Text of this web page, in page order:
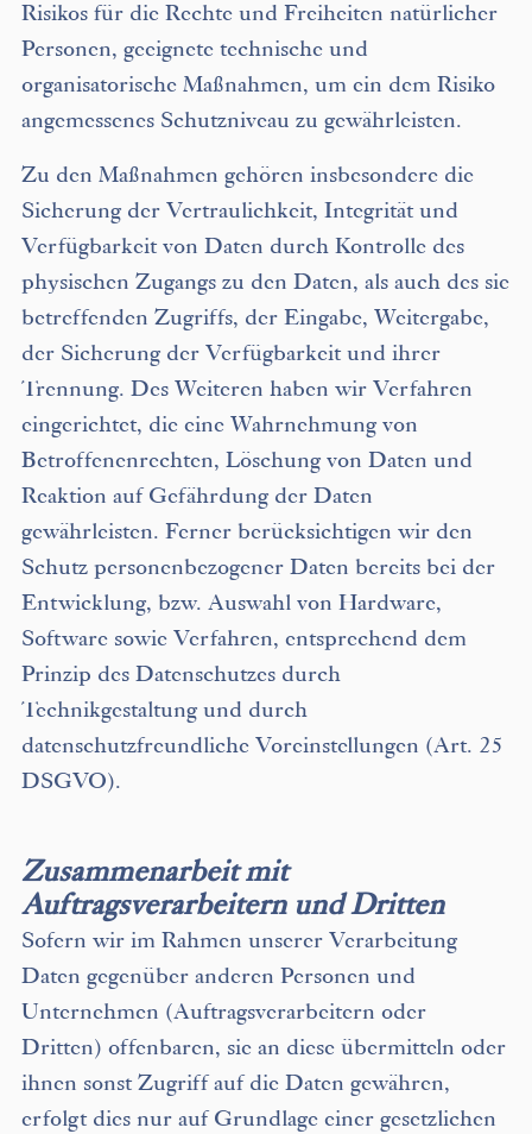
Risikos für die Rechte und Freiheiten natürlicher
Personen, geeignete technische und
organisatorische Maßnahmen, um ein dem Risiko
angemessenes Schutzniveau zu gewährleisten.
Zu den Maßnahmen gehören insbesondere die
Sicherung der Vertraulichkeit, Integrität und
Verfügbarkeit von Daten durch Kontrolle des
physischen Zugangs zu den Daten, als auch des sie
betreffenden Zugriffs, der Eingabe, Weitergabe,
der Sicherung der Verfügbarkeit und ihrer
Trennung. Des Weiteren haben wir Verfahren
eingerichtet, die eine Wahrnehmung von
Betroffenenrechten, Löschung von Daten und
Reaktion auf Gefährdung der Daten
gewährleisten. Ferner berücksichtigen wir den
Schutz personenbezogener Daten bereits bei der
Entwicklung, bzw. Auswahl von Hardware,
Software sowie Verfahren, entsprechend dem
Prinzip des Datenschutzes durch
Technikgestaltung und durch
datenschutzfreundliche Voreinstellungen (Art. 25
DSGVO).
Zusammenarbeit mit
Auftragsverarbeitern und Dritten
Sofern wir im Rahmen unserer Verarbeitung
Daten gegenüber anderen Personen und
Unternehmen (Auftragsverarbeitern oder
Dritten) offenbaren, sie an diese übermitteln oder
ihnen sonst Zugriff auf die Daten gewähren,
erfolgt dies nur auf Grundlage einer gesetzlichen